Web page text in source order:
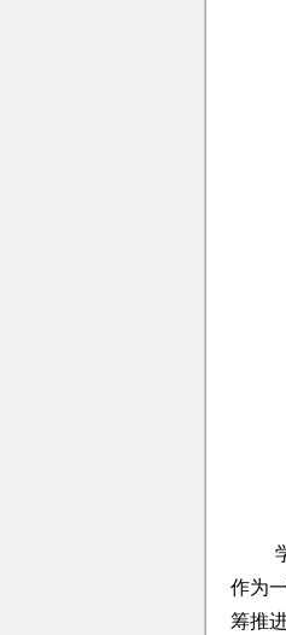
作为
筹推